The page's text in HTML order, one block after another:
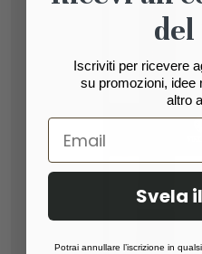
del
Iscriviti per ricevere
su promozioni, idee
altro
Svela
Potrai annullare l’iscrizione in